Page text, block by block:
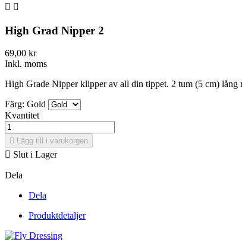
 
High Grad Nipper 2
69,00 kr
Inkl. moms
High Grade Nipper klipper av all din tippet. 2 tum (5 cm)
Färg: Gold
Kvantitet
 Lägg till i varukorgen
 Slut i Lager
Dela
Dela
Produktdetaljer